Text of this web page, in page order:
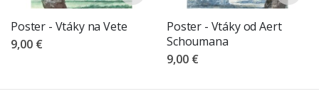
Poster - Vtáky na Vete
9,00 €
Poster - Vtáky od Aert
Schoumana
9,00 €